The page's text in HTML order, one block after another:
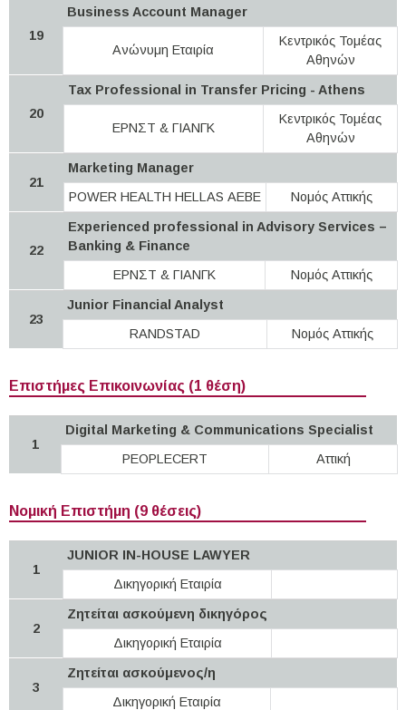
19
Business Account Manager
Ανώνυμη Εταιρία
Κεντρικός Τομέας
Αθηνών
20
Tax Professional in Transfer Pricing - Athens
ΕΡΝΣΤ & ΓΙΑΝΓΚ
Κεντρικός Τομέας
Αθηνών
21
Marketing Manager
POWER HEALTH HELLAS ΑΕΒΕ
Νομός Αττικής
22
Experienced professional in Advisory Services –
Banking & Finance
ΕΡΝΣΤ & ΓΙΑΝΓΚ
Νομός Αττικής
23
Junior Financial Analyst
RANDSTAD
Νομός Αττικής
Επιστήμες Επικοινωνίας (1 θέση)
1
Digital Marketing & Communications Specialist
PEOPLECERT
Αττική
Νομική Επιστήμη (9 θέσεις)
1
JUNIOR IN-HOUSE LAWYER
Δικηγορική Εταιρία
2
Ζητείται ασκούμενη δικηγόρος
Δικηγορική Εταιρία
3
Ζητείται ασκούμενος/η
Δικηγορική Εταιρία